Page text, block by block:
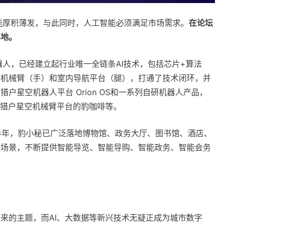
薄发，与此同时，人工智能必须满足市场需求。 在论坛
。
，已经建立起行业唯一全链条AI技术，包括芯片+算法
械臂（手）和室内导航平台（腿），打通了技术闭环，并
星空机器人平台 Orion OS和一系列自研机器人产品，
户星空机械臂平台的豹咖啡等。
，豹小秘已广泛落地博物馆、政务大厅、图书馆、酒店、
，不断提供智能导览、智能导购、智能政务、智能会务
的主题，而AI、大数据等新兴技术无疑正成为城市数字